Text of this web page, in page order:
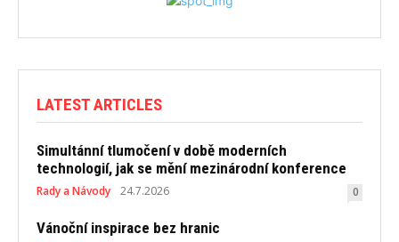
LATEST ARTICLES
Simultánní tlumočení v době moderních
technologií, jak se mění mezinárodní konference
Rady a Návody 24.7.2026 0
Vánoční inspirace bez hranic